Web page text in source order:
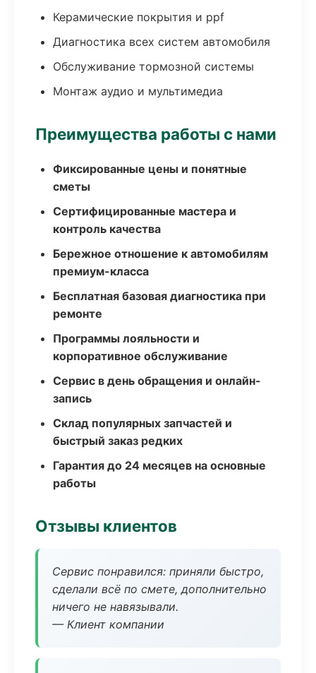
Керамические покрытия и ppf
Диагностика всех систем автомобиля
Обслуживание тормозной системы
Монтаж аудио и мультимедиа
Преимущества работы с нами
Фиксированные цены и понятные
сметы
Сертифицированные мастера и
контроль качества
Бережное отношение к автомобилям
премиум-класса
Бесплатная базовая диагностика при
ремонте
Программы лояльности и
корпоративное обслуживание
Сервис в день обращения и онлайн-
запись
Склад популярных запчастей и
быстрый заказ редких
Гарантия до 24 месяцев на основные
работы
Отзывы клиентов
Сервис понравился: приняли быстро,
сделали всё по смете, дополнительно
ничего не навязывали.
— Клиент компании